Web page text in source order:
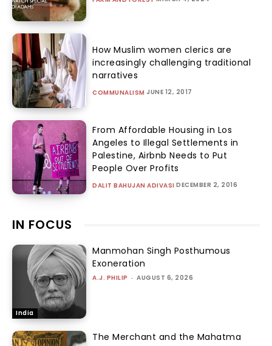
How Muslim women clerics are
increasingly challenging traditional
narratives
COMMUNALISM JUNE 12, 2017
From Affordable Housing in Los
Angeles to Illegal Settlements in
Palestine, Airbnb Needs to Put
People Over Profits
DALIT BAHUJAN ADIVASI DECEMBER 2, 2016
IN FOCUS
India
Manmohan Singh Posthumous
Exoneration
A.J. PHILIP - AUGUST 6, 2026
The Merchant and the Mahatma